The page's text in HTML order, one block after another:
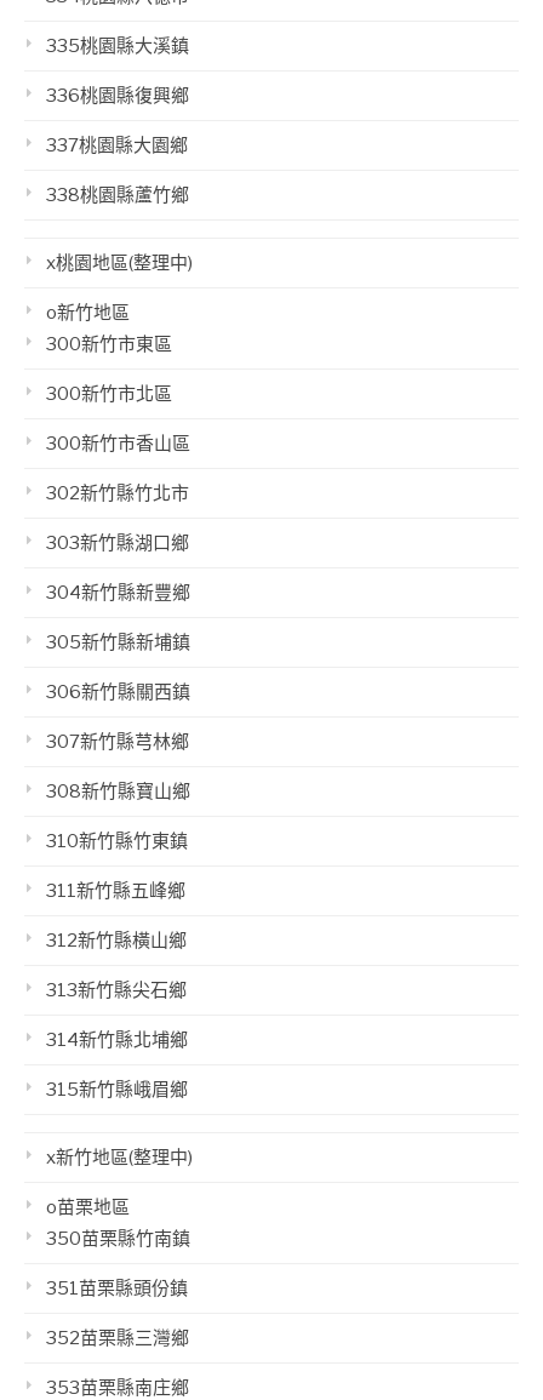
335桃園縣大溪鎮
336桃園縣復興鄉
337桃園縣大園鄉
338桃園縣蘆竹鄉
x桃園地區(整理中)
o新竹地區
300新竹市東區
300新竹市北區
300新竹市香山區
302新竹縣竹北市
303新竹縣湖口鄉
304新竹縣新豐鄉
305新竹縣新埔鎮
306新竹縣關西鎮
307新竹縣芎林鄉
308新竹縣寶山鄉
310新竹縣竹東鎮
311新竹縣五峰鄉
312新竹縣橫山鄉
313新竹縣尖石鄉
314新竹縣北埔鄉
315新竹縣峨眉鄉
x新竹地區(整理中)
o苗栗地區
350苗栗縣竹南鎮
351苗栗縣頭份鎮
352苗栗縣三灣鄉
353苗栗縣南庄鄉